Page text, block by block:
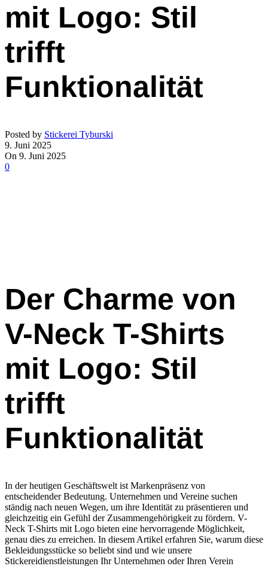
mit Logo: Stil
trifft
Funktionalität
Posted by Stickerei Tyburski
9. Juni 2025
On 9. Juni 2025
0
Der Charme von
V-Neck T-Shirts
mit Logo: Stil
trifft
Funktionalität
In der heutigen Geschäftswelt ist Markenpräsenz von
entscheidender Bedeutung. Unternehmen und Vereine suchen
ständig nach neuen Wegen, um ihre Identität zu präsentieren und
gleichzeitig ein Gefühl der Zusammengehörigkeit zu fördern. V-
Neck T-Shirts mit Logo bieten eine hervorragende Möglichkeit,
genau dies zu erreichen. In diesem Artikel erfahren Sie, warum diese
Bekleidungsstücke so beliebt sind und wie unsere
Stickereidienstleistungen Ihr Unternehmen oder Ihren Verein